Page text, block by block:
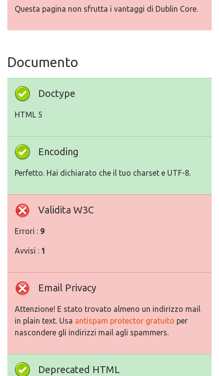
Questa pagina non sfrutta i vantaggi di Dublin Core.
Documento
Doctype
HTML 5
Encoding
Perfetto. Hai dichiarato che il tuo charset e UTF-8.
Validita W3C
Errori : 9
Avvisi : 1
Email Privacy
Attenzione! E stato trovato almeno un indirizzo mail
in plain text. Usa antispam protector gratuito per
nascondere gli indirizzi mail agli spammers.
Deprecated HTML